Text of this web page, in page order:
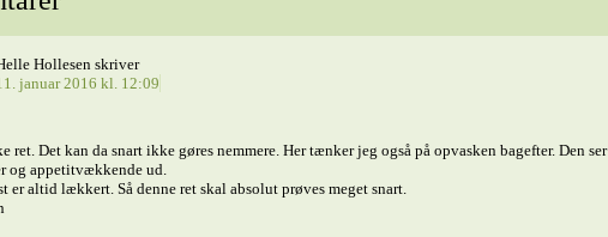
Hollesen skriver
januar 2016 kl. 12:09
ret. Det kan da snart ikke gøres nemmere. Her tænker jeg også på opvasken bagefter. Den ser
og appetitvækkende ud.
er altid lækkert. Så denne ret skal absolut prøves meget snart.